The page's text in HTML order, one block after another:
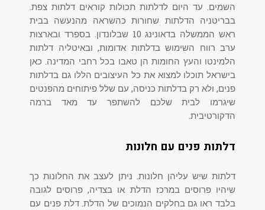
השמים. עד היום לדלתות תכולות קוראים דלתות צפת.
בבריטניה הדלתות שחורות כהשראה מהנעשה בבית
ראש הממשלה בדאונינג 10 שבלונדון. בספרד ובארצות
ערב רווח השימוש בדלתות אדומות, ובאיטליה דלתות
הלמינטו והעץ החומות הן טאבו בכל רחבי המדינה. כאן
בישראל תוכלו למצוא את כל העיצובים הללו גם בדלתות
פנים, ולא רק בדלתות כניסה, עם שלל פיתוחים מהפנטים
שיגרמו לבית שלכם להשתפר עד מאד ברמה
הדקורטיבית.
דלתות פנים עם חלונות
דלתות שיש עליהן חלונות. ניתן לעצב את החלונות כך
שיהיו פרוסים במרכז הדלת או בצדיה, פרוסים לגובה
בלבד ראו גם בחלקים הנמוכים של הדלת. דלת פנים עם